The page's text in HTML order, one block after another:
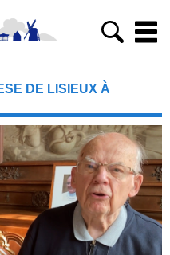
DE LISIEUX À